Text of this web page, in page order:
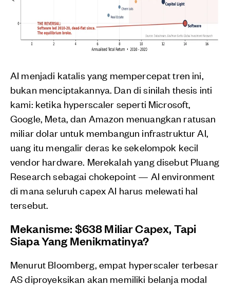
AI menjadi katalis yang mempercepat tren ini,
bukan menciptakannya. Dan di sinilah thesis inti
kami: ketika hyperscaler seperti Microsoft,
Google, Meta, dan Amazon menuangkan ratusan
miliar dolar untuk membangun infrastruktur AI,
uang itu mengalir deras ke sekelompok kecil
vendor hardware. Merekalah yang disebut Pluang
Research sebagai chokepoint — AI environment
di mana seluruh capex AI harus melewati hal
tersebut.
Mekanisme: $638 Miliar Capex, Tapi
Siapa Yang Menikmatinya?
Menurut Bloomberg, empat hyperscaler terbesar
AS diproyeksikan akan memiliki belanja modal